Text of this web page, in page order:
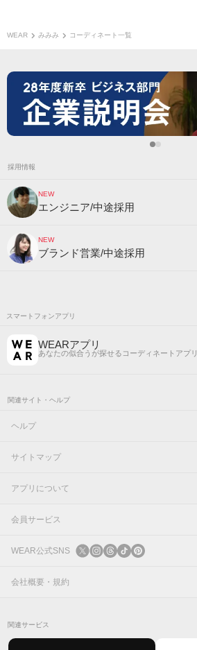
WEAR みみみ コーディネート一覧
採用情報
NEW
エンジニア/中途採用
NEW
ブランド営業/中途採用
スマートフォンアプリ
WEARアプリ
あなたの似合うが探せるコーディネートアプリ
関連サイト・ヘルプ
ヘルプ
サイトマップ
アプリについて
会員サービス
ログイン
新規会員登録
WEAR公式SNS
X
会社概要・規約
関連サービス